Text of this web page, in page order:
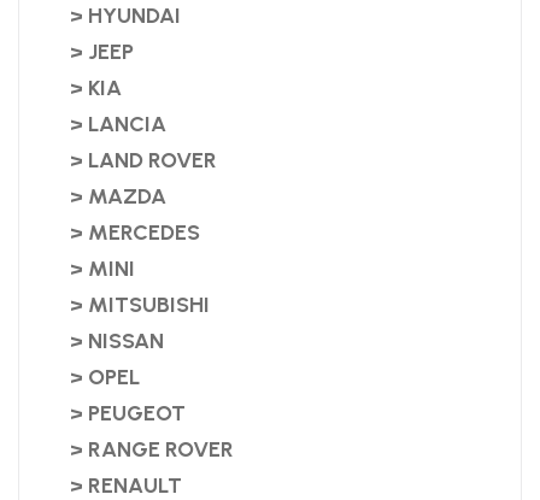
> HYUNDAI
> JEEP
> KIA
> LANCIA
> LAND ROVER
> MAZDA
> MERCEDES
> MINI
> MITSUBISHI
> NISSAN
> OPEL
> PEUGEOT
> RANGE ROVER
> RENAULT